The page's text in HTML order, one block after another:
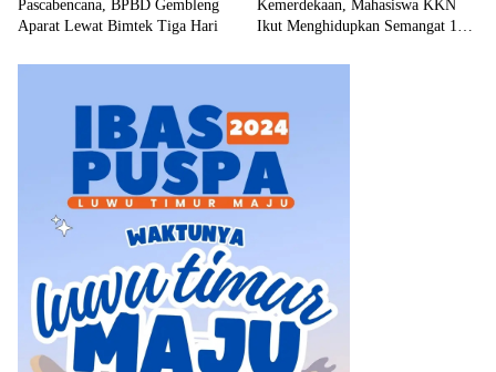
Pascabencana, BPBD Gembleng
Aparat Lewat Bimtek Tiga Hari
Kemerdekaan, Mahasiswa KKN
Ikut Menghidupkan Semangat 17